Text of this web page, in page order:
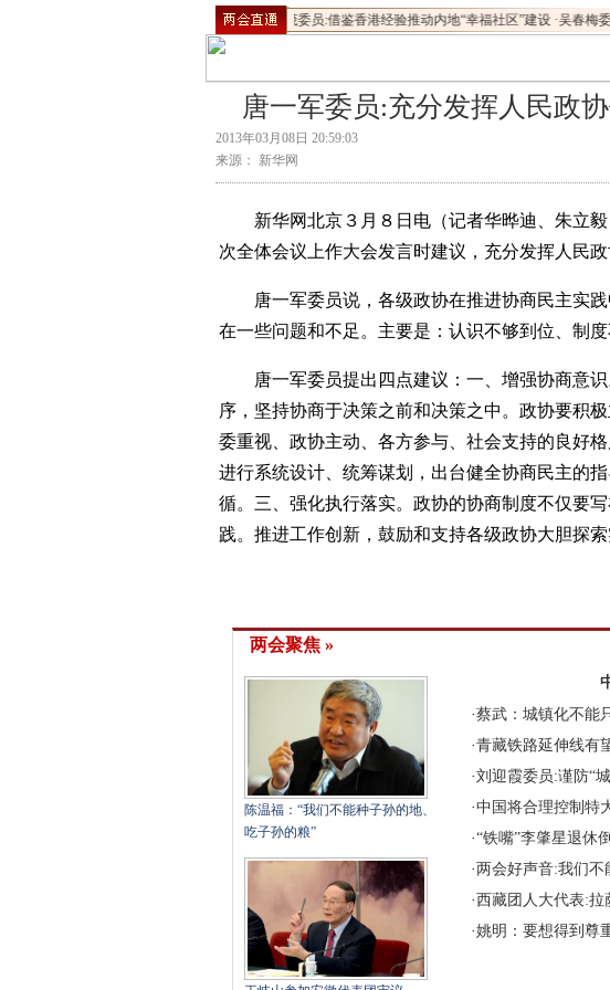
生委员:不断提高民生急需优质资源供给·许荣茂委员:借鉴香港经验推动内地“幸福社区”建设·吴春梅委
唐一军委员:充分发挥人民政
2013年03月08日 20:59:03
来源： 新华网
新华网北京３月８日电（记者华晔迪、朱立毅
次全体会议上作大会发言时建议，充分发挥人民
唐一军委员说，各级政协在推进协商民主实践
在一些问题和不足。主要是：认识不够到位、制
唐一军委员提出四点建议：一、增强协商意识
序，坚持协商于决策之前和决策之中。政协要积
委重视、政协主动、各方参与、社会支持的良好
进行系统设计、统筹谋划，出台健全协商民主的
循。三、强化执行落实。政协的协商制度不仅要
践。推进工作创新，鼓励和支持各级政协大胆探索
两会聚焦 »
陈温福：“我们不能种子孙的地、
吃子孙的粮”
·蔡武：城镇化不能
·青藏铁路延伸线有
·刘迎霞委员:谨防“
·中国将合理控制特
·“铁嘴”李肇星退休
· 两会好声音:我们不
·西藏团人大代表:拉
·姚明：要想得到尊